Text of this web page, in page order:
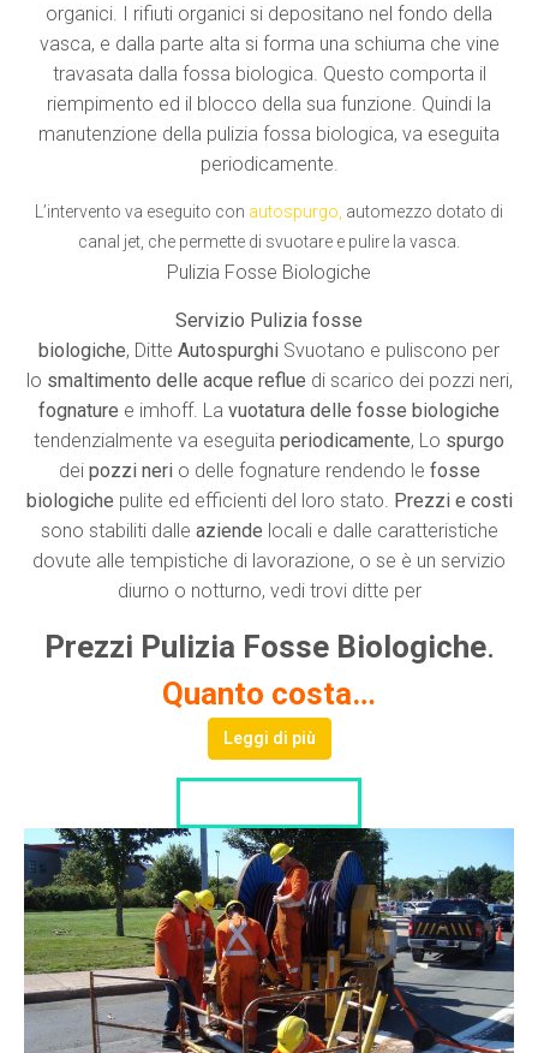
organici. I rifiuti organici si depositano nel fondo della
vasca, e dalla parte alta si forma una schiuma che vine
travasata dalla fossa biologica. Questo comporta il
riempimento ed il blocco della sua funzione. Quindi la
manutenzione della pulizia fossa biologica, va eseguita
periodicamente.
L’intervento va eseguito con autospurgo automezzo dotato di
canal jet, che permette di svuotare e pulire la vasca.
Pulizia Fosse Biologiche
Servizio Pulizia fosse
biologiche, Ditte Autospurghi Svuotano e puliscono per
lo smaltimento delle acque reflue di scarico dei pozzi neri,
fognature e imhoff. La vuotatura delle fosse biologiche
tendenzialmente va eseguita periodicamente, Lo spurgo
dei pozzi nerio delle fognature rendendo le fosse
biologiche pulite ed efficienti del loro stato. Prezzi e costi
sono stabiliti dalle aziende locali e dalle caratteristiche
dovute alle tempistiche di lavorazione, o se è un servizio
diurno o notturno, vedi trovi ditte per
Prezzi Pulizia Fosse Biologiche.
Quanto costa…
Leggi di più